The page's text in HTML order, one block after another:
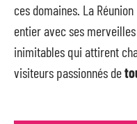
ces domaines. La
entier avec ses
inimitables qui attirent
visiteurs passionnés de